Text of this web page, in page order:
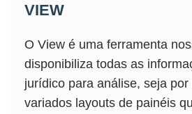
VIEW
O View é uma ferramenta
disponibiliza todas as
jurídico para análise, seja
variados layouts de painéis